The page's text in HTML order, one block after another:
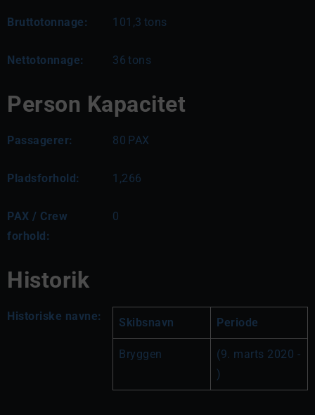
Bruttotonnage: 101,3 tons
Nettotonnage: 36 tons
Person Kapacitet
Passagerer: 80 PAX
Pladsforhold: 1,266
PAX / Crew
forhold:
0
Historik
Historiske navne: Skibsnavn Periode
Bryggen
(9. marts 2020 -
)